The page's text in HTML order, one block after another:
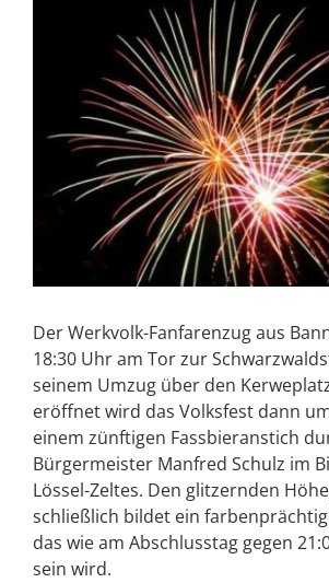
Der Werkvolk-Fanfarenzug aus
18:30 Uhr am Tor zur
seinem Umzug über den
eröffnet wird das Volksfest dann
einem zünftigen Fassbieranstich
Bürgermeister Manfred Schulz im
Lössel-Zeltes. Den glitzernden
schließlich bildet ein
das wie am Abschlusstag gegen
sein wird.